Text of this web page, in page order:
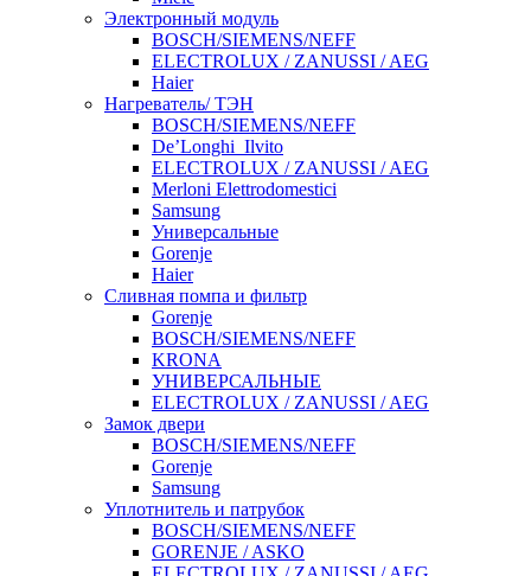
Электронный модуль
BOSCH/SIEMENS/NEFF
ELECTROLUX / ZANUSSI / AEG
Haier
Нагреватель/ ТЭН
BOSCH/SIEMENS/NEFF
De’Longhi_Ilvito
ELECTROLUX / ZANUSSI / AEG
Merloni Elettrodomestici
Samsung
Универсальные
Gorenje
Haier
Сливная помпа и фильтр
Gorenje
BOSCH/SIEMENS/NEFF
KRONA
УНИВЕРСАЛЬНЫЕ
ELECTROLUX / ZANUSSI / AEG
Замок двери
BOSCH/SIEMENS/NEFF
Gorenje
Samsung
Уплотнитель и патрубок
BOSCH/SIEMENS/NEFF
GORENJE / ASKO